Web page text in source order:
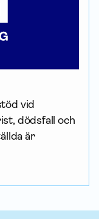
vid
dödsfall och
är